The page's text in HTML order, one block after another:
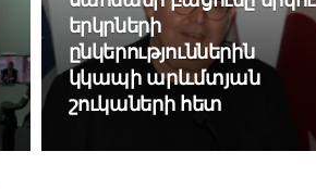
երկրների
ընկերություններին
կկապի արևմտյան
շուկաների հետ